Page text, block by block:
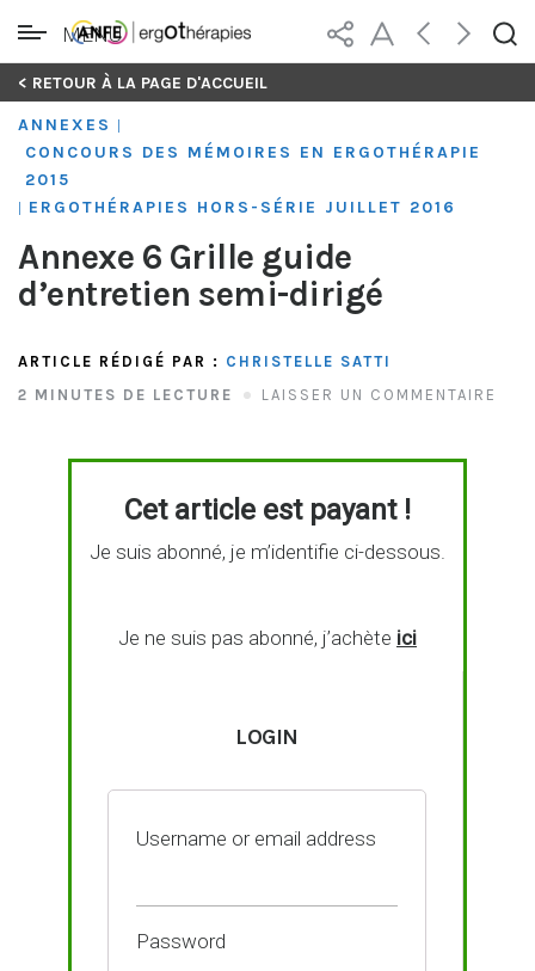
Skip
content
MENU
< RETOUR À LA PAGE D'ACCUEIL
ANNEXES
CONCOURS DES MÉMOIRES EN ERGOTHÉRAPIE
2015
ERGOTHÉRAPIES HORS-SÉRIE JUILLET 2016
Annexe 6 Grille guide
d’entretien semi-dirigé
ARTICLE RÉDIGÉ PAR : CHRISTELLE SATTI
2 MINUTES DE LECTURE
LAISSER UN COMMENTAIRE
Cet article est payant !
Je suis abonné, je m’identifie ci-dessous.
Je ne suis pas abonné, j’achète ici
LOGIN
Username or email address
Password